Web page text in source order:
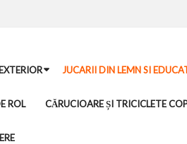
JUCARII DIN LEMN SI
ROL CĂRUCIOARE ȘI TRICICLETE